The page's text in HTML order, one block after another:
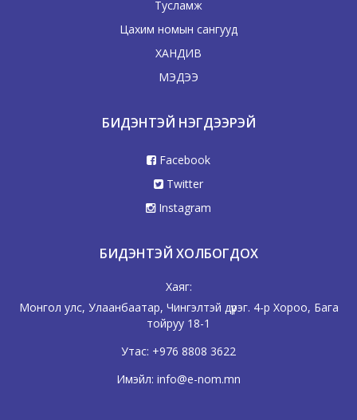
Тусламж
Цахим номын сангууд
ХАНДИВ
МЭДЭЭ
БИДЭНТЭЙ НЭГДЭЭРЭЙ
Facebook
Twitter
Instagram
БИДЭНТЭЙ ХОЛБОГДОХ
Хаяг:
Монгол улс, Улаанбаатар, Чингэлтэй дүүрэг. 4-р Хороо, Бага
тойруу 18-1
Утас: +976 8808 3622
Имэйл: info@e-nom.mn